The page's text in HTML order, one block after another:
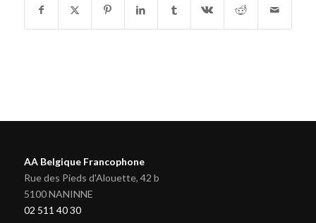
AA Belgique Francophone
Rue des Pieds d'Alouette, 42 b
5100 NANINNE
02 511 40 30